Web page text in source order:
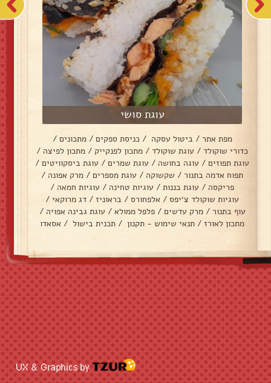
עוגת סושי
מפת אתר / ביטול עסקה / כניסת ספקים / מתכונים /
כדורי שוקולד / עוגת שוקולד / מתכון לפנקייק / מתכון לפיצה /
עוגת תפוזים / עוגה בחושה / עוגת שמרים / עוגת ביסקוויטים /
תפוח אדמה בתנור / שקשוקה / עוגת מספרים / מרק אפונה /
פריקסה / עוגת בננות / עוגיות טחינה / עוגיות חמאה /
עוגיות שוקולד צ׳יפס / אלפחורס / בראוניז / דג מרוקאי /
עוף בתנור / מרק עדשים / פלפל ממולא / עוגת גבינה אפויה /
מתכון לאורז / תנאי שימוש - תקנון / תכנית בישול / אסאדו